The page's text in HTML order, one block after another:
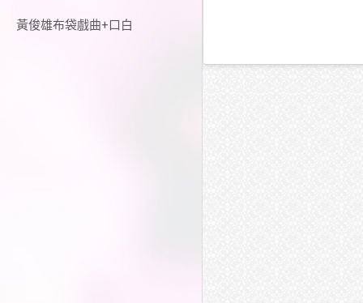
黃俊雄布袋戲曲+口白